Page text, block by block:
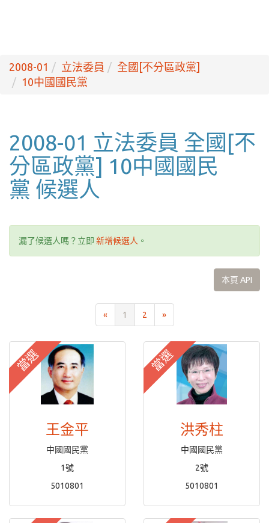
2008-01 立法委員
全國[不分區政黨]
10中國國民黨
2008-01 立法委員 全國[不
分區政黨] 10中國國民
黨 候選人
漏了候選人嗎？立即 新增候選人 。
本頁 API
« 1 2 »
當選
王金平
中國國民黨
1號
5010801
當選
洪秀柱
中國國民黨
2號
5010801